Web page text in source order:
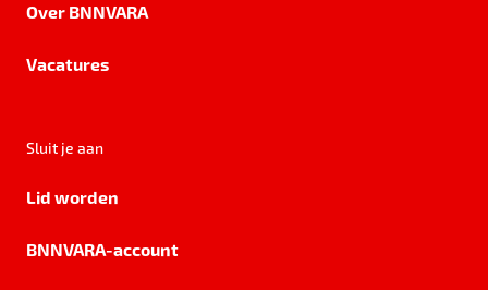
Over BNNVARA
Vacatures
Sluit je aan
Lid worden
BNNVARA-account